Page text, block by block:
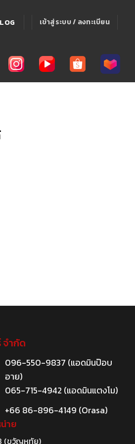
เข้าสู่ระบบ / ลงทะเบียน
จำกัด
096-550-9837 (แอดมินป๊อบ
อาย)
065-715-4942 (แอดมินแตงโม)
+66 86-896-4149 (Orasa)
าย
(ขวัญหทัย)